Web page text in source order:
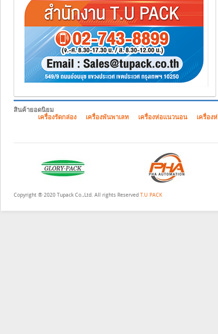
สินค้ายอดนิยม
เครื่องรัดกล่อง
เครื่องพันพาเลท เครื่องห่อแนวนอน เครื่อง
Copyright ® 2020 Tupack Co.,Ltd. All rights Reserved T.U PACK